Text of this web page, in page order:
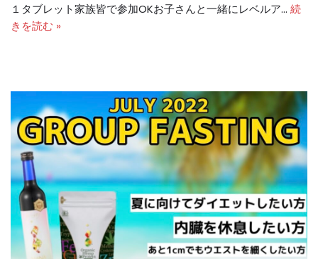
１タブレット家族皆で参加OKお子さんと一緒にレベルア… 続
きを読む »